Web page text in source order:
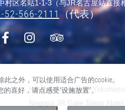
区名站1-1-3（与JR名古屋站直接
52-566-2111 （代表）
Hotel Associa Shin-Yokohama
Nagoya JR Gate Tower Hotel
之外，可以使用适合广告的cookie。
喜好，请点感受“设施放置”。